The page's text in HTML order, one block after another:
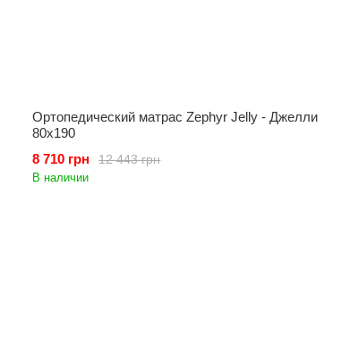
Ортопедический матрас Zephyr Jelly - Джелли
80x190
12 443 грн
8 710 грн
В наличии